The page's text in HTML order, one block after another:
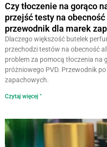
Czy tłoczenie na gorąco
przejść testy na
przewodnik dla marek
Dlaczego większość butelek
przechodzi testów na obecność
problem za pomocą tłoczenia na
próżniowego PVD. Przewodnik
zapachowych.
Czytaj więcej "